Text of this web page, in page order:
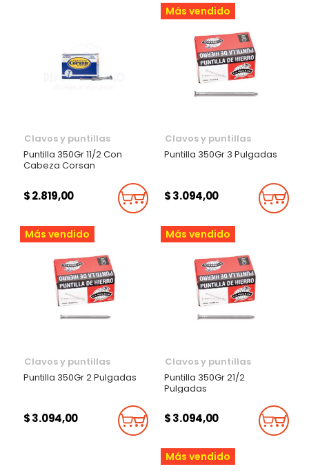
Clavos y puntillas
Puntilla 350Gr 11/2 Con
Cabeza Corsan
$ 2.819,00 Añadir Al Carrito
Más vendido
Clavos y puntillas
Puntilla 350Gr 3 Pulgadas
$ 3.094,00
Más vendido
Clavos y puntillas
Puntilla 350Gr 2 Pulgadas
$ 3.094,00 Añadir Al Carrito
Más vendido
Clavos y puntillas
Puntilla 350Gr 21/2
Pulgadas
$ 3.094,00
Más vendido